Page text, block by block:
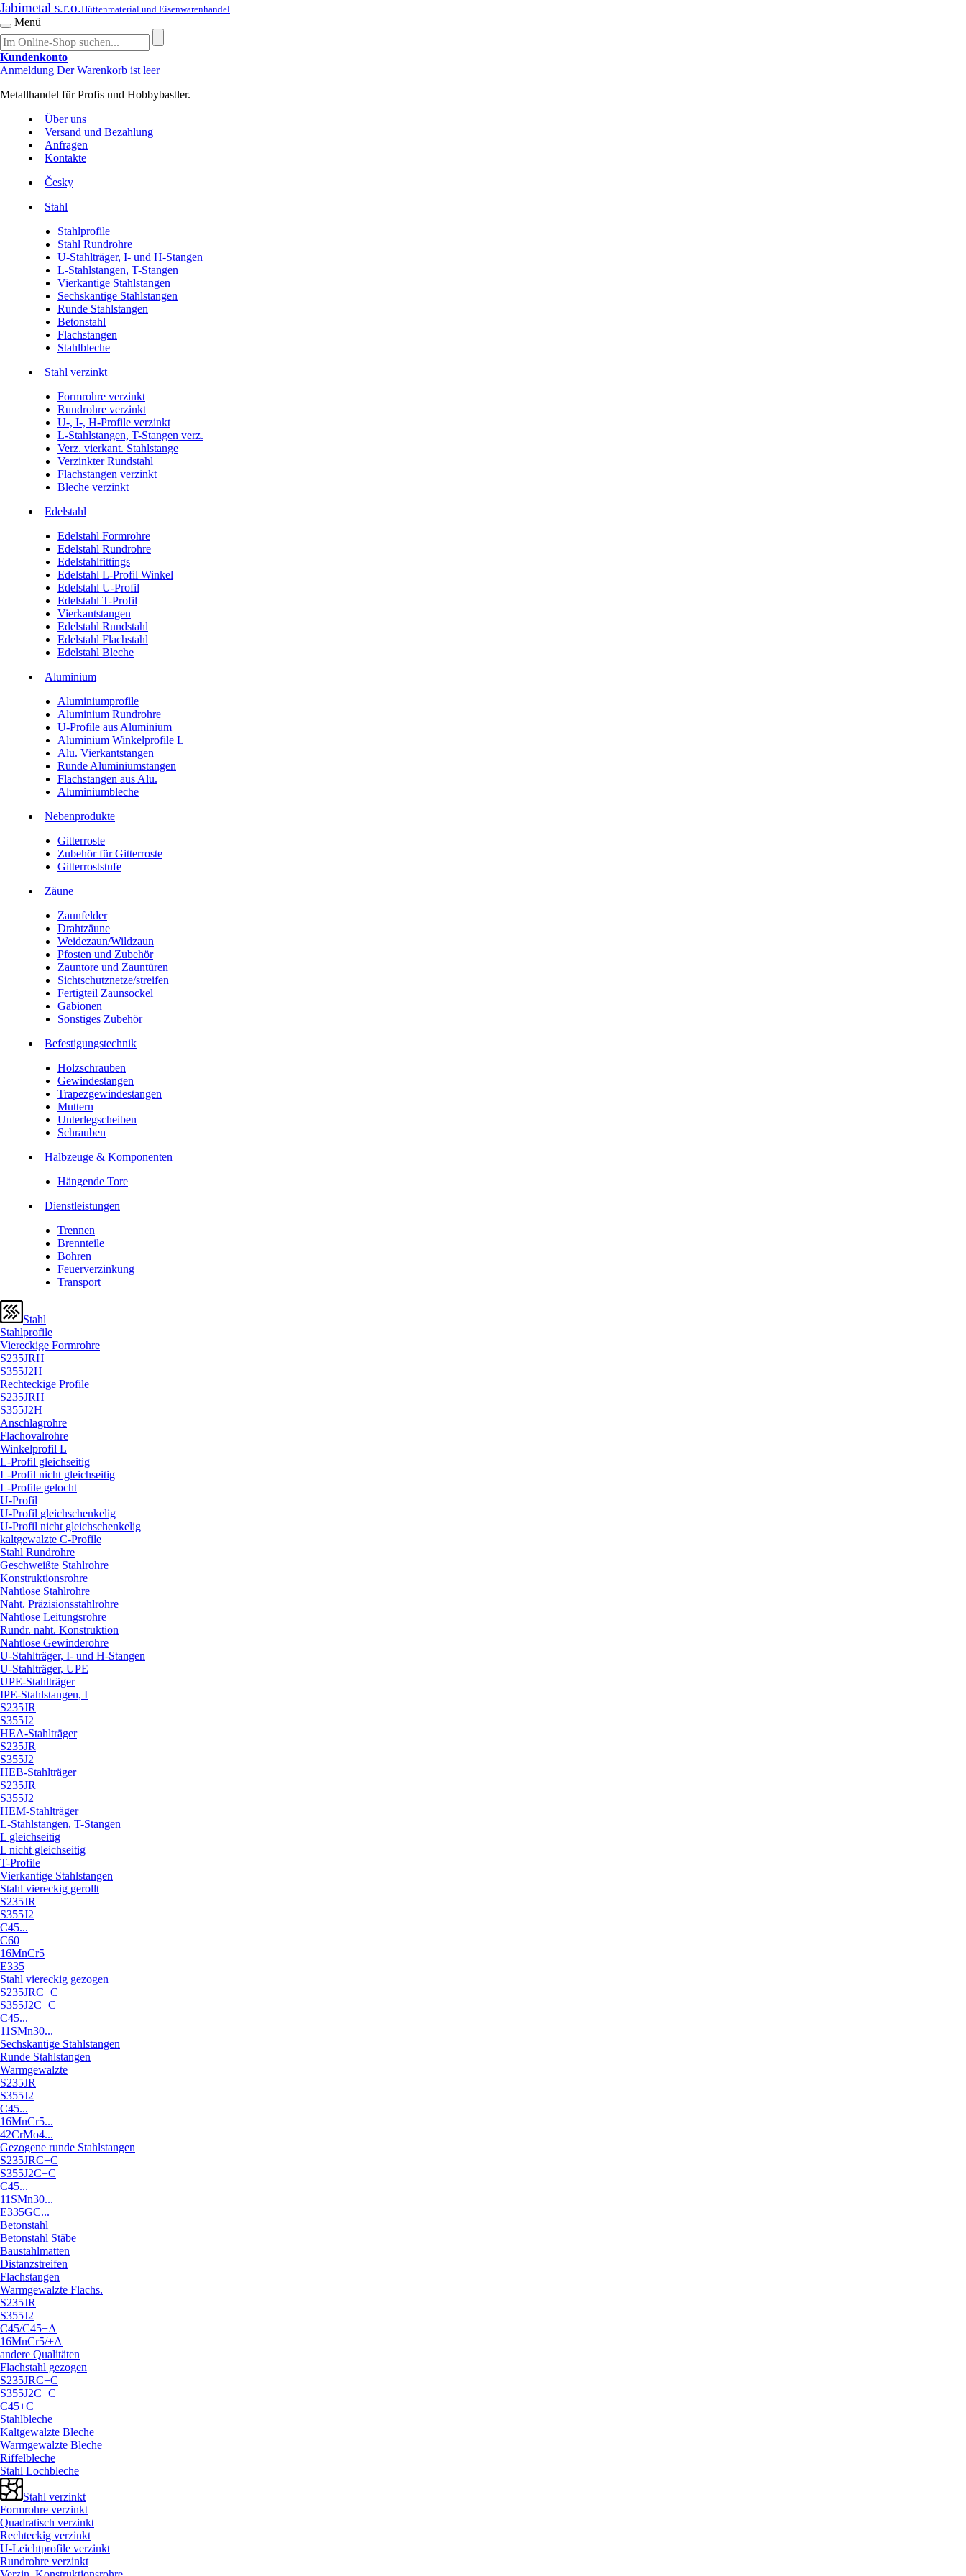
Jabimetal s.r.o.Hüttenmaterial und Eisenwarenhandel
Menü
Kundenkonto
Anmeldung Der Warenkorb ist leer
Metallhandel für Profis und Hobbybastler.
Über uns
Versand und Bezahlung
Anfragen
Kontakte
Česky
Stahl
Stahlprofile
Stahl Rundrohre
U-Stahlträger, I- und H-Stangen
L-Stahlstangen, T-Stangen
Vierkantige Stahlstangen
Sechskantige Stahlstangen
Runde Stahlstangen
Betonstahl
Flachstangen
Stahlbleche
Stahl verzinkt
Formrohre verzinkt
Rundrohre verzinkt
U-, I-, H-Profile verzinkt
L-Stahlstangen, T-Stangen verz.
Verz. vierkant. Stahlstange
Verzinkter Rundstahl
Flachstangen verzinkt
Bleche verzinkt
Edelstahl
Edelstahl Formrohre
Edelstahl Rundrohre
Edelstahlfittings
Edelstahl L-Profil Winkel
Edelstahl U-Profil
Edelstahl T-Profil
Vierkantstangen
Edelstahl Rundstahl
Edelstahl Flachstahl
Edelstahl Bleche
Aluminium
Aluminiumprofile
Aluminium Rundrohre
U-Profile aus Aluminium
Aluminium Winkelprofile L
Alu. Vierkantstangen
Runde Aluminiumstangen
Flachstangen aus Alu.
Aluminiumbleche
Nebenprodukte
Gitterroste
Zubehör für Gitterroste
Gitterroststufe
Zäune
Zaunfelder
Drahtzäune
Weidezaun/Wildzaun
Pfosten und Zubehör
Zauntore und Zauntüren
Sichtschutznetze/streifen
Fertigteil Zaunsockel
Gabionen
Sonstiges Zubehör
Befesti­gungstechnik
Holzschrauben
Gewindestangen
Trapezgewindestangen
Muttern
Unterlegscheiben
Schrauben
Halbzeuge & Komponenten
Hängende Tore
Dienstleistungen
Trennen
Brennteile
Bohren
Feuerverzinkung
Transport
Stahl
Stahlprofile
Viereckige Formrohre
S235JRH
S355J2H
Rechteckige Profile
S235JRH
S355J2H
Anschlagrohre
Flachovalrohre
Winkelprofil L
L-Profil gleichseitig
L-Profil nicht gleichseitig
L-Profile gelocht
U-Profil
U-Profil gleichschenkelig
U-Profil nicht gleichschenkelig
kaltgewalzte C-Profile
Stahl Rundrohre
Geschweißte Stahlrohre
Konstruktionsrohre
Nahtlose Stahlrohre
Naht. Präzisionsstahlrohre
Nahtlose Leitungsrohre
Rundr. naht. Konstruktion
Nahtlose Gewinderohre
U-Stahlträger, I- und H-Stangen
U-Stahlträger, UPE
UPE-Stahlträger
IPE-Stahlstangen, I
S235JR
S355J2
HEA-Stahlträger
S235JR
S355J2
HEB-Stahlträger
S235JR
S355J2
HEM-Stahlträger
L-Stahlstangen, T-Stangen
L gleichseitig
L nicht gleichseitig
T-Profile
Vierkantige Stahlstangen
Stahl viereckig gerollt
S235JR
S355J2
C45...
C60
16MnCr5
E335
Stahl viereckig gezogen
S235JRC+C
S355J2C+C
C45...
11SMn30...
Sechskantige Stahlstangen
Runde Stahlstangen
Warmgewalzte
S235JR
S355J2
C45...
16MnCr5...
42CrMo4...
Gezogene runde Stahlstangen
S235JRC+C
S355J2C+C
C45...
11SMn30...
E335GC...
Betonstahl
Betonstahl Stäbe
Baustahlmatten
Distanzstreifen
Flachstangen
Warmgewalzte Flachs.
S235JR
S355J2
C45/C45+A
16MnCr5/+A
andere Qualitäten
Flachstahl gezogen
S235JRC+C
S355J2C+C
C45+C
Stahlbleche
Kaltgewalzte Bleche
Warmgewalzte Bleche
Riffelbleche
Stahl Lochbleche
Stahl verzinkt
Formrohre verzinkt
Quadratisch verzinkt
Rechteckig verzinkt
U-Leichtprofile verzinkt
Rundrohre verzinkt